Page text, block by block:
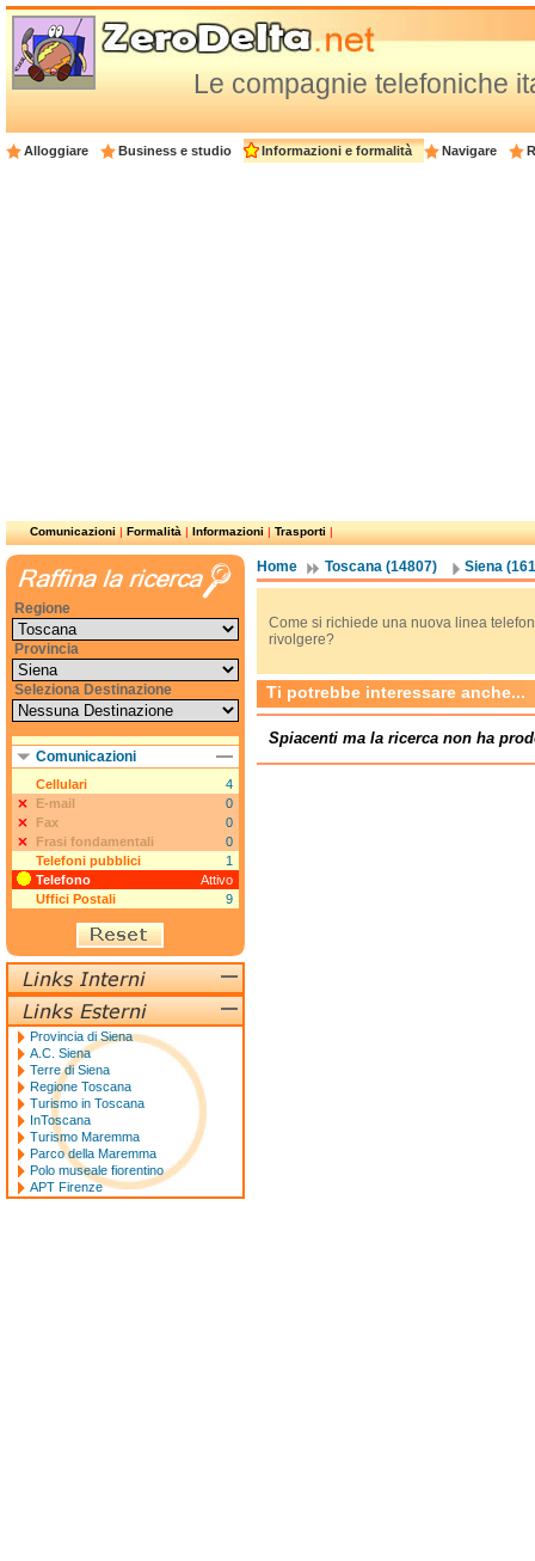
Le compagnie telefoniche
Alloggiare Business e studio Informazioni e formalità Navigare
Comunicazioni|Formalità|Informazioni|Trasporti|
Home Toscana (14807) Siena
Come si richiede una nuova linea
rivolgere?
Ti potrebbe interessare anche...
Spiacenti ma la ricerca non ha
Regione
Provincia
Seleziona Destinazione
Comunicazioni
Cellulari
4
E-mail
0
Fax
0
Frasi fondamentali
0
Telefoni pubblici
1
Telefono
Attivo
Uffici Postali
9
Provincia di Siena
A.C. Siena
Terre di Siena
Regione Toscana
Turismo in Toscana
InToscana
Turismo Maremma
Parco della Maremma
Polo museale fiorentino
APT Firenze